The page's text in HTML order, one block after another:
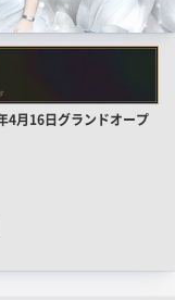
4月16日グランドオープ